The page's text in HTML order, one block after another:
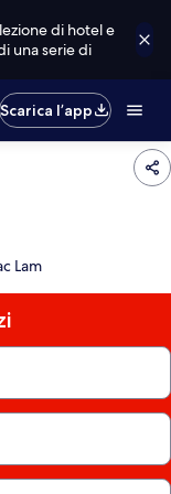
di hotel e
una serie di
Scarica l’app
Lam